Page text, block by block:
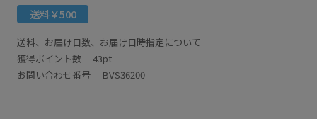
送料￥500
送料、お届け日数、お届け日時指定について
獲得ポイント数 43pt
お問い合わせ番号 BVS36200